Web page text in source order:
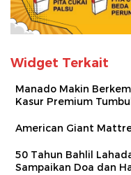
Widget Terkait
Manado Makin
Kasur Premium
American Giant
50 Tahun Bahlil
Sampaikan Doa dan